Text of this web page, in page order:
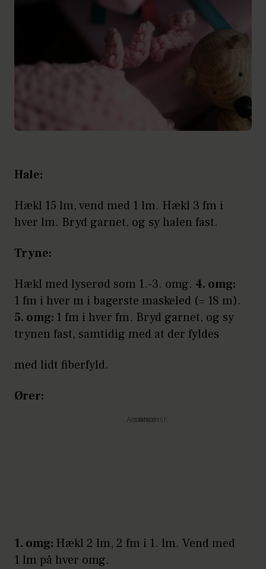
Hale:
Hækl 15 lm, vend med 1 lm. Hækl 3 fm i
hver lm. Bryd garnet, og sy halen fast.
Tryne:
Hækl med lyserød som 1.-3. omg. 4. omg:
1 fm i hver m i bagerste maskeled (= 18 m).
5. omg: 1 fm i hver fm. Bryd garnet, og sy
trynen fast, samtidig med at der fyldes
med lidt fiberfyld.
Ører:
Annonce
1. omg: Hækl 2 lm, 2 fm i 1. lm. Vend med
1 lm på hver omg.